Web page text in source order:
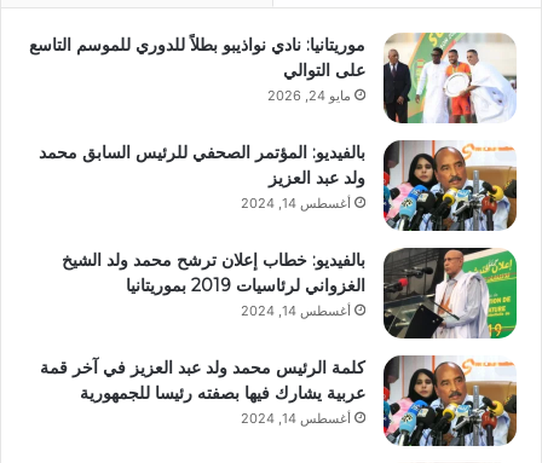
موريتانيا: نادي نواذيبو بطلاً للدوري للموسم التاسع
على التوالي
مايو 24, 2026
بالفيديو: المؤتمر الصحفي للرئيس السابق محمد
ولد عبد العزيز
أغسطس 14, 2024
بالفيديو: خطاب إعلان ترشح محمد ولد الشيخ
الغزواني لرئاسيات 2019 بموريتانيا
أغسطس 14, 2024
كلمة الرئيس محمد ولد عبد العزيز في آخر قمة
عربية يشارك فيها بصفته رئيسا للجمهورية
أغسطس 14, 2024